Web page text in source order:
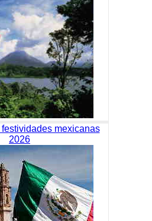
mexicanas
2026